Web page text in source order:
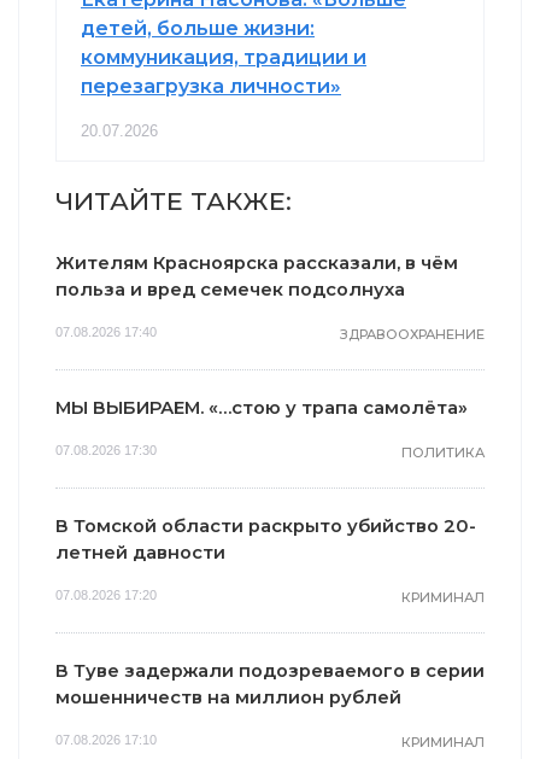
детей, больше жизни:
коммуникация, традиции и
перезагрузка личности»
20.07.2026
ЧИТАЙТЕ ТАКЖЕ:
Жителям Красноярска рассказали, в чём
польза и вред семечек подсолнуха
07.08.2026 17:40 ЗДРАВООХРАНЕНИЕ
МЫ ВЫБИРАЕМ. «…стою у трапа самолёта»
07.08.2026 17:30 ПОЛИТИКА
В Томской области раскрыто убийство 20-
летней давности
07.08.2026 17:20 КРИМИНАЛ
В Туве задержали подозреваемого в серии
мошенничеств на миллион рублей
07.08.2026 17:10 КРИМИНАЛ